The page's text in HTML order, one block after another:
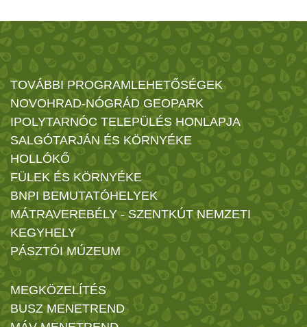
TOVÁBBI PROGRAMLEHETŐSÉGEK
NOVOHRAD-NÓGRÁD GEOPARK
IPOLYTARNÓC TELEPÜLÉS HONLAPJA
SALGÓTARJÁN ÉS KÖRNYÉKE
HOLLÓKŐ
FÜLEK ÉS KÖRNYÉKE
BNPI BEMUTATÓHELYEK
MÁTRAVEREBÉLY - SZENTKÚT NEMZETI
KEGYHELY
PÁSZTÓI MÚZEUM
MEGKÖZELÍTÉS
BUSZ MENETREND